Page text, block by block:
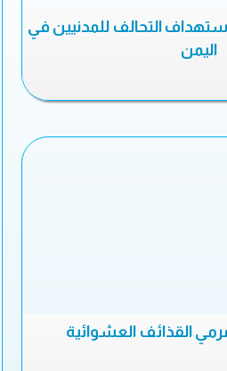
التحالف للمدنيين في
اليمن
القذائف العشوائية